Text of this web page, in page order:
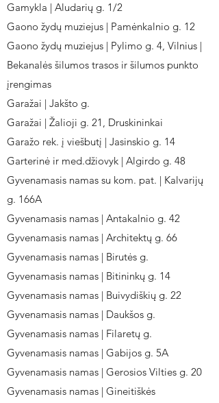
Gamykla | Aludarių g. 1/2
Gaono žydų muziejus | Pamėnkalnio g. 12
Gaono žydų muziejus | Pylimo g. 4, Vilnius |
Bekanalės šilumos trasos ir šilumos punkto
įrengimas
Garažai | Jakšto g.
Garažai | Žalioji g. 21, Druskininkai
Garažo rek. į viešbutį | Jasinskio g. 14
Garterinė ir med.džiovyk | Algirdo g. 48
Gyvenamasis namas su kom. pat. | Kalvarijų
g. 166A
Gyvenamasis namas | Antakalnio g. 42
Gyvenamasis namas | Architektų g. 66
Gyvenamasis namas | Birutės g.
Gyvenamasis namas | Bitininkų g. 14
Gyvenamasis namas | Buivydiškių g. 22
Gyvenamasis namas | Daukšos g.
Gyvenamasis namas | Filaretų g.
Gyvenamasis namas | Gabijos g. 5A
Gyvenamasis namas | Gerosios Vilties g. 20
Gyvenamasis namas | Gineitiškės